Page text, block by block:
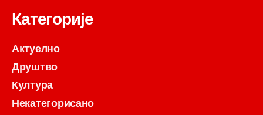
Категорије
Актуелно
Друштво
Култура
Некатегорисано